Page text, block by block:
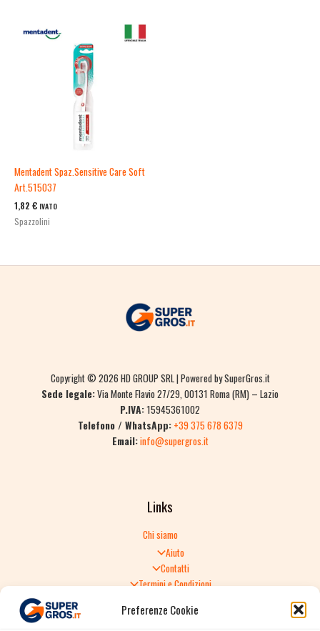
Preferenze Cookie
Mentadent Spaz.Sensitive Care Soft
Art.515037
1,82 € IVATO
Spazzolini
Copyright © 2026 HD GROUP SRL | Powered by SuperGros.it
Sede legale:Via Monte Flavio 27/29, 00131 Roma (RM) – Lazio
P.IVA:15945361002
Telefono / WhatsApp: +39 375 678 6379
Email:info@supergros.it
Links
Chi siamo
Aiuto
Contatti
Termini e Condizioni
Politica di Reso